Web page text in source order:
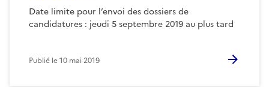
Date limite pour l’envoi des dossiers de
candidatures : jeudi 5 septembre 2019 au plus tard
Publié le10 mai 2019